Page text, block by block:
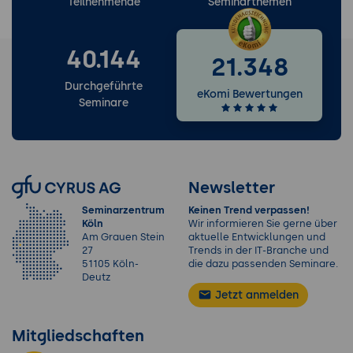
40.144
Durchgeführte
Seminare
21.348
eKomi Bewertungen
Seminarzentrum
Köln
Am Grauen Stein
27
51105 Köln-
Deutz
Newsletter
Keinen Trend verpassen!
Wir informieren Sie gerne über
aktuelle Entwicklungen und
Trends in der IT-Branche und
die dazu passenden Seminare.
Jetzt anmelden
Mitgliedschaften